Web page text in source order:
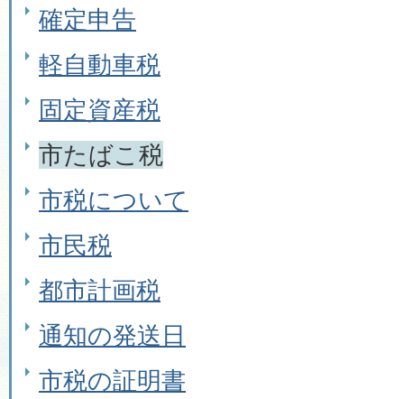
確定申告
軽自動車税
固定資産税
市たばこ税
市税について
市民税
都市計画税
通知の発送日
市税の証明書